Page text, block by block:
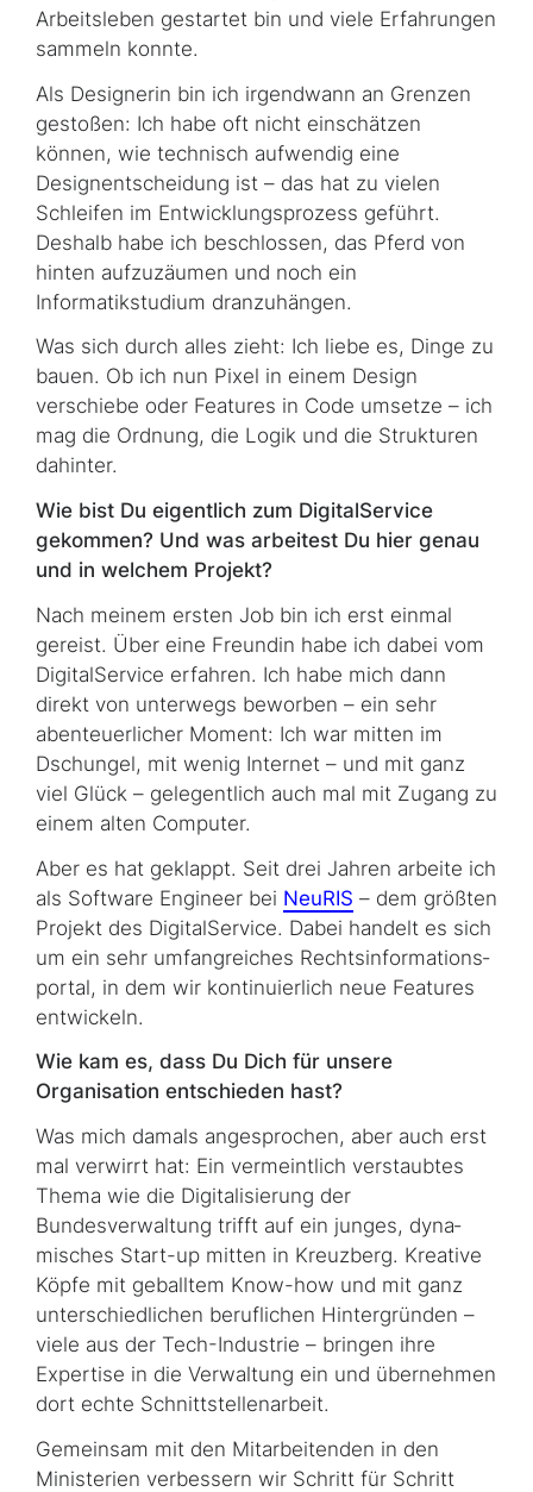
Arbeitsleben gestartet bin und viele Erfahrungen
sammeln konnte.
Als Designerin bin ich irgendwann an Grenzen
gestoßen: Ich habe oft nicht einschätzen
können, wie technisch aufwendig eine
Designentscheidung ist – das hat zu vielen
Schlei­fen im Entwicklungsprozess geführt.
Deshalb habe ich beschlossen, das Pferd von
hinten aufzuzäumen und noch ein
Informatikstudium dranzuhängen.
Was sich durch alles zieht: Ich liebe es, Dinge zu
bauen. Ob ich nun Pixel in einem Design
verschiebe oder Features in Code umsetze – ich
mag die Ordnung, die Logik und die Struk­tu­ren
dahinter.
Wie bist Du eigentlich zum DigitalService
gekommen? Und was arbeitest Du hier genau
und in welchem Projekt?
Nach meinem ersten Job bin ich erst einmal
gereist. Über eine Freundin habe ich dabei vom
DigitalService erfahren. Ich habe mich dann
direkt von unterwegs beworben – ein sehr
abenteuerlicher Moment: Ich war mitten im
Dschungel, mit wenig Internet – und mit ganz
viel Glück – gelegentlich auch mal mit Zugang zu
einem alten Computer.
Aber es hat geklappt. Seit drei Jahren arbeite ich
als Software Engineer bei NeuRIS – dem größten
Projekt des DigitalService. Dabei handelt es sich
um ein sehr umfangreiches Rechts­in­for­ma­tions­
por­tal, in dem wir kontinuierlich neue Features
entwickeln.
Wie kam es, dass Du Dich für unsere
Organisation entschieden hast?
Was mich damals angesprochen, aber auch erst
mal verwirrt hat: Ein vermeintlich ver­staub­tes
Thema wie die Digitalisierung der
Bundesverwaltung trifft auf ein junges, dy­na­
misch­es Start-up mitten in Kreuzberg. Kreative
Köpfe mit geballtem Know-how und mit ganz
unterschiedlichen beruflichen Hintergründen –
viele aus der Tech-Industrie – bringen ihre
Expertise in die Verwaltung ein und übernehmen
dort echte Schnitt­stel­len­arbeit.
Gemeinsam mit den Mitarbeitenden in den
Ministerien verbessern wir Schritt für Schritt